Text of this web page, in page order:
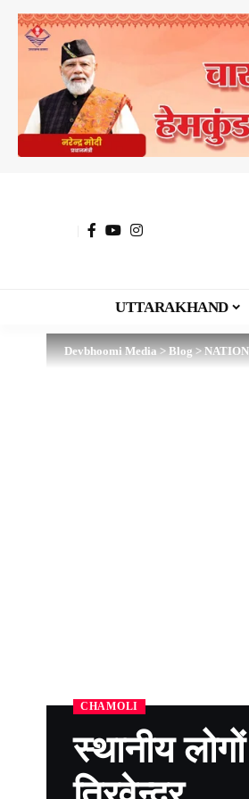
UTTARAKHAND
Devbhoomi Media>Blog>
CHAMOLI
स्थानीय